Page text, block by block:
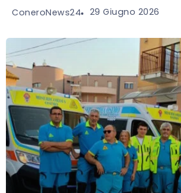
ConeroNews24 29 Giugno 2026